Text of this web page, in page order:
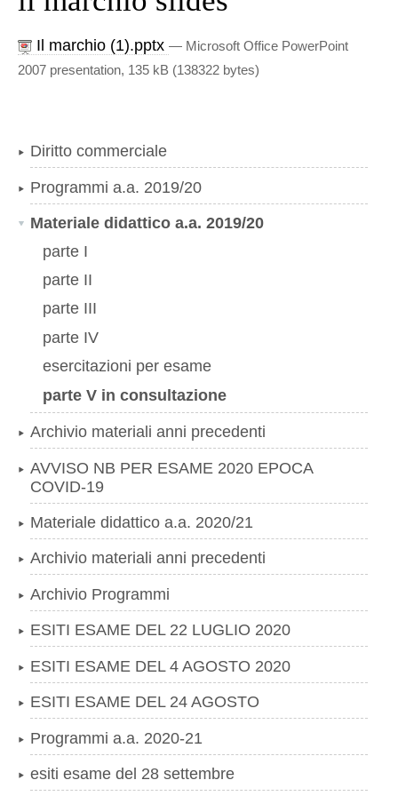
Il marchio (1).pptx— Microsoft Office PowerPoint
2007 presentation, 135 kB (138322 bytes)
Diritto commerciale
Programmi a.a. 2019/20
Materiale didattico a.a. 2019/20
parte I
parte II
parte III
parte IV
esercitazioni per esame
parte V in consultazione
Archivio materiali anni precedenti
AVVISO NB PER ESAME 2020 EPOCA
COVID-19
Materiale didattico a.a. 2020/21
Archivio materiali anni precedenti
Archivio Programmi
ESITI ESAME DEL 22 LUGLIO 2020
ESITI ESAME DEL 4 AGOSTO 2020
ESITI ESAME DEL 24 AGOSTO
Programmi a.a. 2020-21
esiti esame del 28 settembre